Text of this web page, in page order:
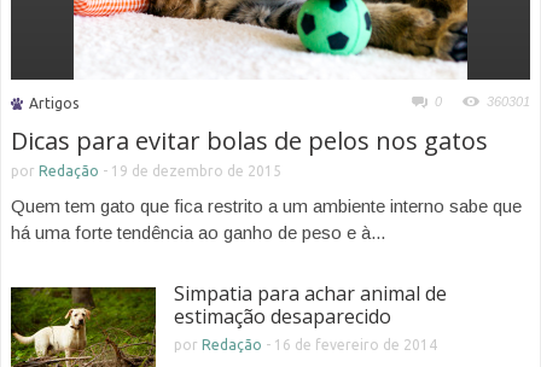
Artigos 0 360301
Dicas para evitar bolas de pelos nos gatos
por Redação - 19 de dezembro de 2015
Quem tem gato que fica restrito a um ambiente interno sabe que
há uma forte tendência ao ganho de peso e à...
Simpatia para achar animal de
estimação desaparecido
por Redação - 16 de fevereiro de 2014